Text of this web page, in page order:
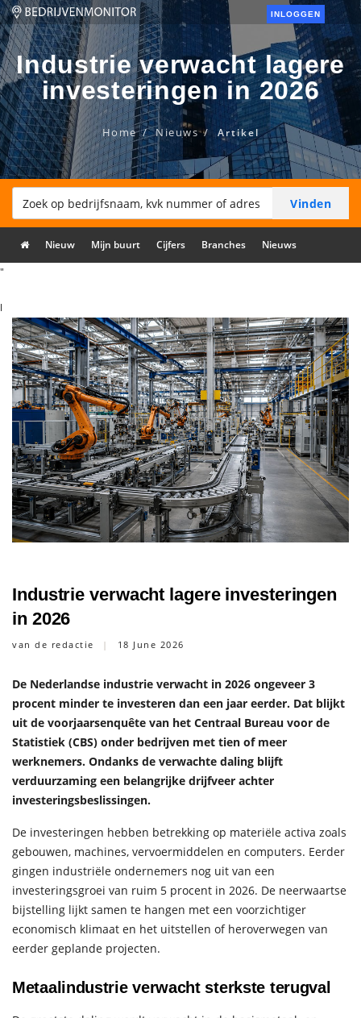
INLOGGEN
Industrie verwacht lagere
investeringen in 2026
Home Nieuws Artikel
Nieuw Mijn buurt Cijfers Branches
Nieuws
"
l
Industrie verwacht lagere investeringen
in 2026
van de redactie 18 June 2026
De Nederlandse industrie verwacht in 2026 ongeveer 3
procent minder te investeren dan een jaar eerder. Dat blijkt
uit de voorjaarsenquête van het Centraal Bureau voor de
Statistiek (CBS) onder bedrijven met tien of meer
werknemers. Ondanks de verwachte daling blijft
verduurzaming een belangrijke drijfveer achter
investeringsbeslissingen.
De investeringen hebben betrekking op materiële activa zoals
gebouwen, machines, vervoermiddelen en computers. Eerder
gingen industriële ondernemers nog uit van een
investeringsgroei van ruim 5 procent in 2026. De neerwaartse
bijstelling lijkt samen te hangen met een voorzichtiger
economisch klimaat en het uitstellen of heroverwegen van
eerder geplande projecten.
Metaalindustrie verwacht sterkste terugval